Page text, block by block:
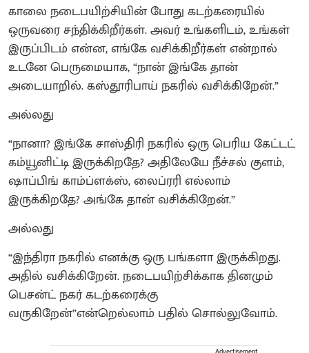
காலை நடைபயிற்சியின் போது கடற்கரையில்
ஒருவரை சந்திக்கிறீர்கள். அவர் உங்களிடம், உங்கள்
இருப்பிடம் என்ன, எங்கே வசிக்கிறீர்கள் என்றால்
உடனே பெருமையாக, “நான் இங்கே தான்
அடையாறில். கஸ்தூரிபாய் நகரில் வசிக்கிறேன்.”
அல்லது
“நானா? இங்கே சாஸ்திரி நகரில் ஒரு பெரிய கேட்டட்
கம்யூனிட்டி இருக்கிறதே? அதிலேயே நீச்சல் குளம்,
ஷாப்பிங் காம்ப்ளக்ஸ், லைப்ரரி எல்லாம்
இருக்கிறதே? அங்கே தான் வசிக்கிறேன்.”
அல்லது
“இந்திரா நகரில் எனக்கு ஒரு பங்களா இருக்கிறது.
அதில் வசிக்கிறேன். நடைபயிற்சிக்காக தினமும்
பெசன்ட் நகர் கடற்கரைக்கு
வருகிறேன்”என்றெல்லாம் பதில் சொல்லுவோம்.